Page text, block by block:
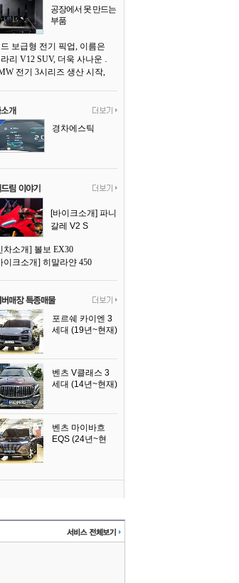
공장에서 못 만드는
부품
어낸다
페라리 V12 SUV, 더욱 사나운 얼굴로 돌아온다
경차에스틱
[바이크소개] 파니
갈레 V2 S
차소개] 볼보 EX30
이크소개] 히말라얀 450
포르쉐 카이엔 3
세대 (19년~현재)
벤츠 V클래스 3
세대 (14년~현재)
벤츠 마이바흐
EQS (24년~현